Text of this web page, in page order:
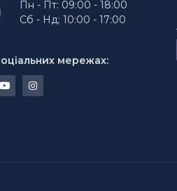
Пн - Пт: 09:00 - 18:00
Сб - Нд: 10:00 - 17:00
мережах: